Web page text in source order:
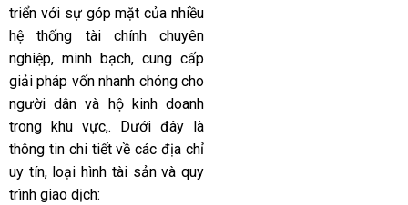
triển với sự góp mặt của nhiều
hệ thống tài chính chuyên
nghiệp, minh bạch, cung cấp
giải pháp vốn nhanh chóng cho
người dân và hộ kinh doanh
trong khu vực,. Dưới đây là
thông tin chi tiết về các địa chỉ
uy tín, loại hình tài sản và quy
trình giao dịch: